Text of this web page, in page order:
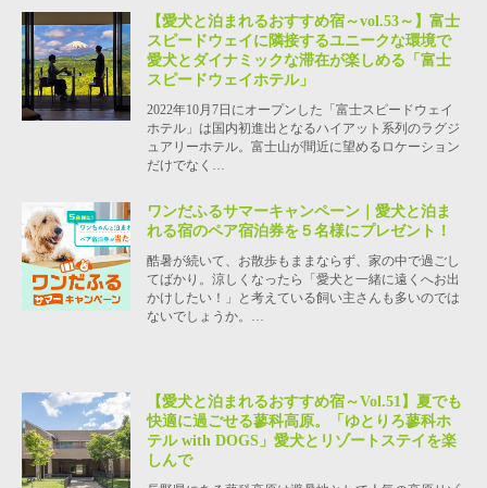
【愛犬と泊まれるおすすめ宿～vol.53～】富士
スピードウェイに隣接するユニークな環境で
愛犬とダイナミックな滞在が楽しめる「富士
スピードウェイホテル」
2022年10月7日にオープンした「富士スピードウェイ
ホテル」は国内初進出となるハイアット系列のラグジ
ュアリーホテル。富士山が間近に望めるロケーション
だけでなく…
ワンだふるサマーキャンペーン｜愛犬と泊ま
れる宿のペア宿泊券を５名様にプレゼント！
酷暑が続いて、お散歩もままならず、家の中で過ごし
てばかり。涼しくなったら「愛犬と一緒に遠くへお出
かけしたい！」と考えている飼い主さんも多いのでは
ないでしょうか。…
【愛犬と泊まれるおすすめ宿～Vol.51】夏でも
快適に過ごせる蓼科高原。「ゆとりろ蓼科ホ
テル with DOGS」愛犬とリゾートステイを楽
しんで